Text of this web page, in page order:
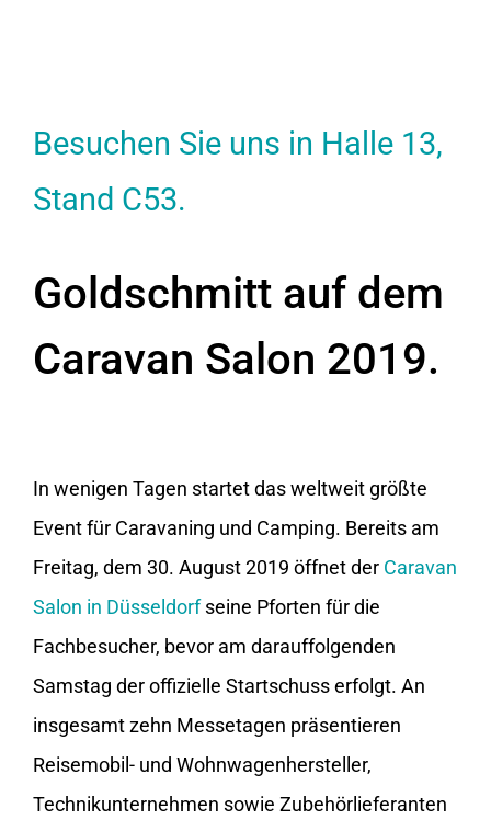
Besuchen Sie uns in Halle 13,
Stand C53.
Goldschmitt auf dem
Caravan Salon 2019.
In wenigen Tagen startet das weltweit größte
Event für Caravaning und Camping. Bereits am
Freitag, dem 30. August 2019 öffnet der Caravan
Salon in Düsseldorfseine Pforten für die
Fachbesucher, bevor am darauffolgenden
Samstag der offizielle Startschuss erfolgt. An
insgesamt zehn Messetagen präsentieren
Reisemobil- und Wohnwagenhersteller,
Technikunternehmen sowie Zubehörlieferanten